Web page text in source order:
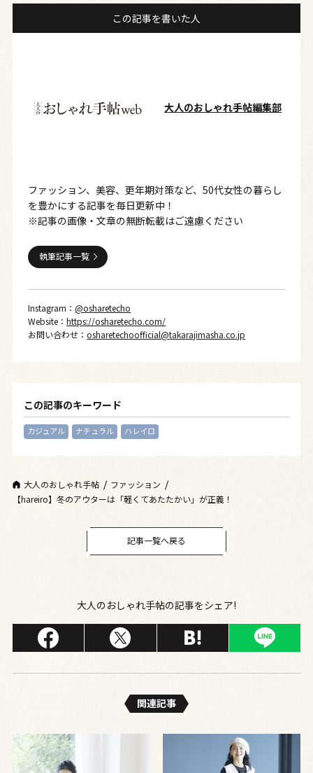
この記事を書いた人
大人のおしゃれ手帖編集部
ファッション、美容、更年期対策など、50代女性の暮らし
を豊かにする記事を毎日更新中！
※記事の画像・文章の無断転載はご遠慮ください
執筆記事一覧
Instagram：@osharetecho
Website：https://osharetecho.com/
お問い合わせ：osharetechoofficial@takarajimasha.co.jp
この記事のキーワード
カジュアル ナチュラル ハレイロ
大人のおしゃれ手帖
ファッション
【hareiro】冬のアウターは「軽くてあたたかい」が正義！
記事一覧へ戻る
大人のおしゃれ手帖の記事をシェア!
関連記事